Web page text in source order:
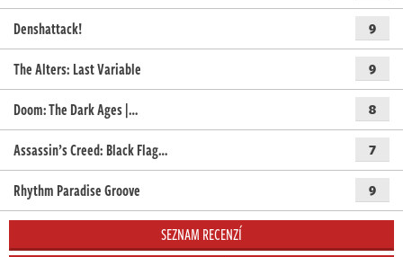
Denshattack! 9
The Alters: Last Variable 9
Doom: The Dark Ages |… 8
Assassin’s Creed: Black Flag… 7
Rhythm Paradise Groove 9
SEZNAM RECENZÍ